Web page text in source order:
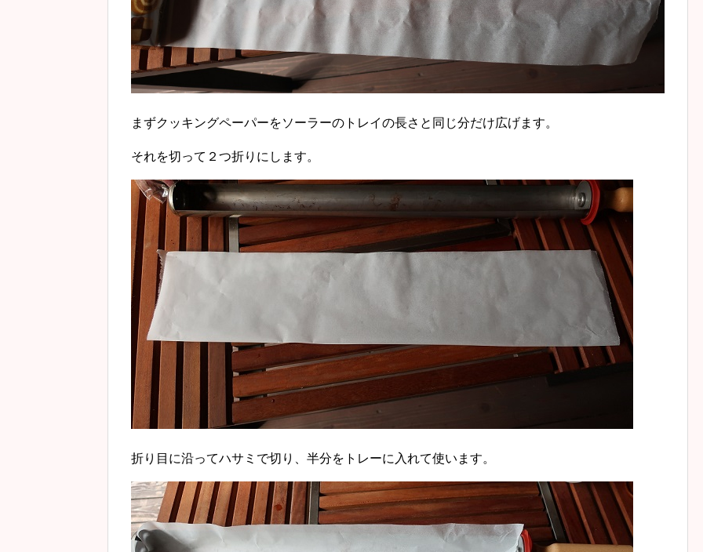
まずクッキングペーパーをソーラーのトレイの長さと同じ分だけ広げます。
それを切って２つ折りにします。
折り目に沿ってハサミで切り、半分をトレーに入れて使います。